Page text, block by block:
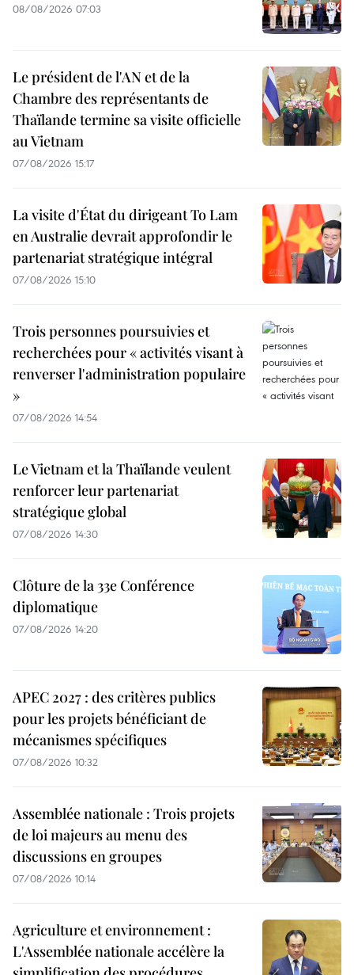
08/08/2026 07:03
Le président de l'AN et de la
Chambre des représentants de
Thaïlande termine sa visite officielle
au Vietnam
07/08/2026 15:17
La visite d'État du dirigeant To Lam
en Australie devrait approfondir le
partenariat stratégique intégral
07/08/2026 15:10
Trois personnes poursuivies et
recherchées pour « activités visant à
renverser l'administration populaire
»
07/08/2026 14:54
Le Vietnam et la Thaïlande veulent
renforcer leur partenariat
stratégique global
07/08/2026 14:30
Clôture de la 33e Conférence
diplomatique
07/08/2026 14:20
APEC 2027 : des critères publics
pour les projets bénéficiant de
mécanismes spécifiques
07/08/2026 10:32
Assemblée nationale : Trois projets
de loi majeurs au menu des
discussions en groupes
07/08/2026 10:14
Agriculture et environnement :
L'Assemblée nationale accélère la